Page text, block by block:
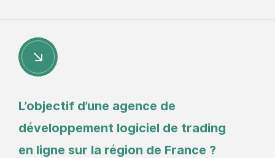
L’objectif d’une agence de
développement logiciel de trading
en ligne sur la région de France ?